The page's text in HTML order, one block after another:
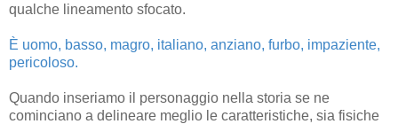
qualche lineamento sfocato.
È uomo, basso, magro, italiano, anziano, furbo, impaziente,
pericoloso.
Quando inseriamo il personaggio nella storia se ne
cominciano a delineare meglio le caratteristiche, sia fisiche